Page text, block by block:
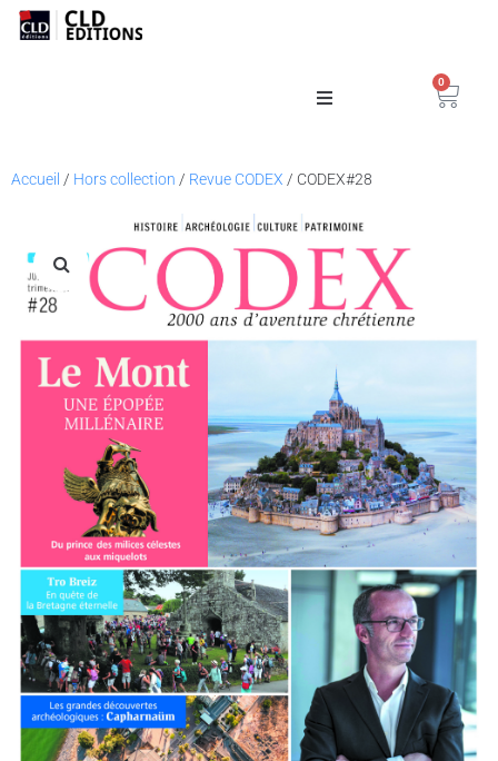
0
Accueil / Hors collection / Revue CODEX / CODEX#28